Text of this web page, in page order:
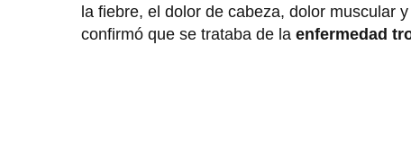
la fiebre, el dolor de cabeza, dolor muscular
confirmó que se trataba de la enfermedad